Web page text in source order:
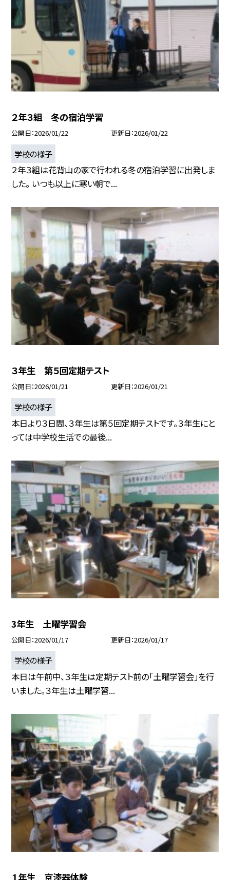
２年３組 冬の宿泊学習
公開日 2026/01/22 更新日 2026/01/22
学校の様子
２年３組は花背山の家で行われる冬の宿泊学習に出発しま
した。 いつも以上に寒い朝で...
３年生 第５回定期テスト
公開日 2026/01/21 更新日 2026/01/21
学校の様子
本日より３日間、３年生は第５回定期テストです。３年生にと
っては中学校生活での最後...
3年生 土曜学習会
公開日 2026/01/17 更新日 2026/01/17
学校の様子
本日は午前中、３年生は定期テスト前の「土曜学習会」を行
いました。３年生は土曜学習...
１年生 京漆器体験